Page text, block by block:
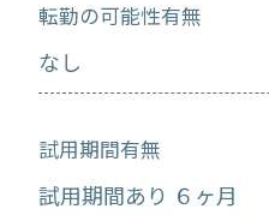
転勤の可能性有無
なし
試用期間有無
試用期間あり ６ヶ月